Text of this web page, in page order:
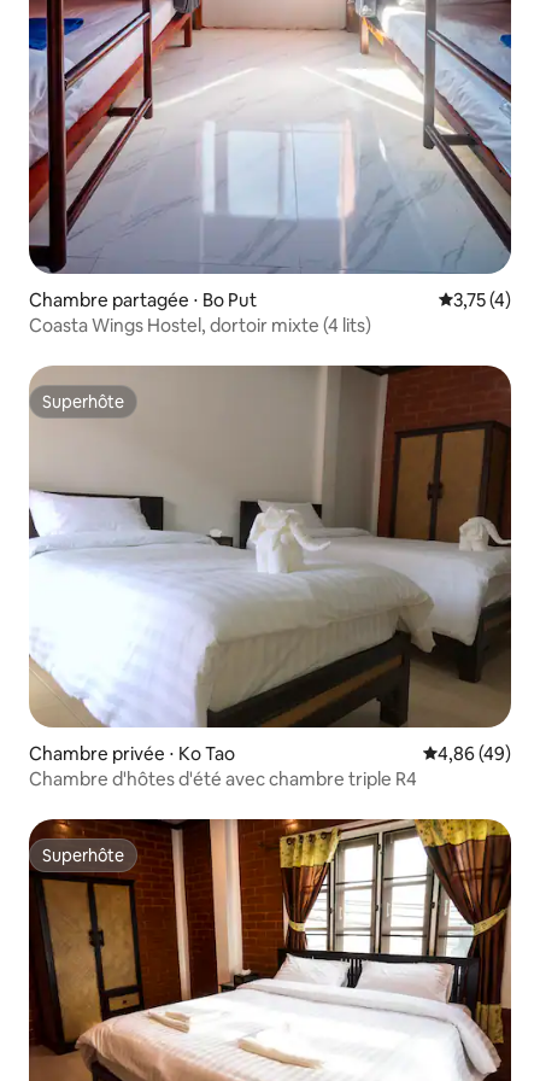
Chambre partagée ⋅ Bo Put Évaluation
3,75 (4)
Coasta Wings Hostel, dortoir mixte (4 lits)
Superhôte
Superhôte
Chambre privée ⋅ Ko Tao Évaluation
4,86 (49)
Chambre d'hôtes d'été avec chambre triple R4
Superhôte
Superhôte